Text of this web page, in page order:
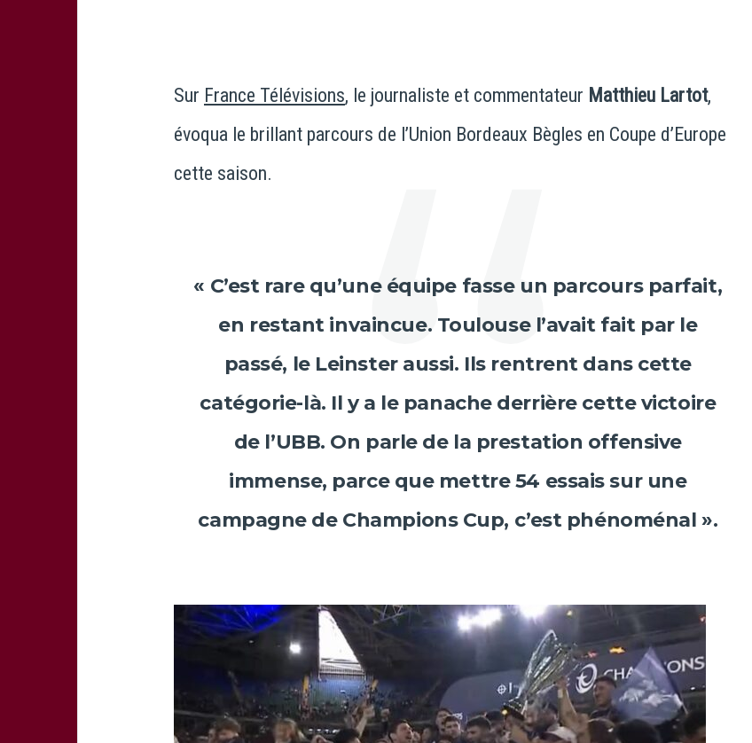
Sur France Télévisions, le journaliste et commentateur Matthieu Lartot,
évoqua le brillant parcours de l’Union Bordeaux Bègles en Coupe d’Europe
cette saison.
« C’est rare qu’une équipe fasse un parcours parfait,
en restant invaincue. Toulouse l’avait fait par le
passé, le Leinster aussi. Ils rentrent dans cette
catégorie-là. Il y a le panache derrière cette victoire
de l’UBB. On parle de la prestation offensive
immense, parce que mettre 54 essais sur une
campagne de Champions Cup, c’est phénoménal ».